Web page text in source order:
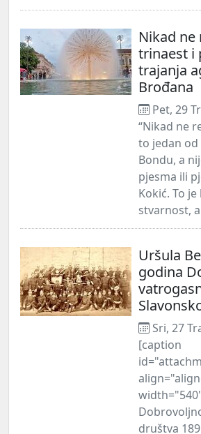
Nikad ne
trinaest i
trajanja
Brođana
Pet, 29
“Nikad ne
to jedan od
Bondu, a
pjesma ili
Kokić. To
stvarnost,
Uršula
godina
Sri, 27
[caption
društva